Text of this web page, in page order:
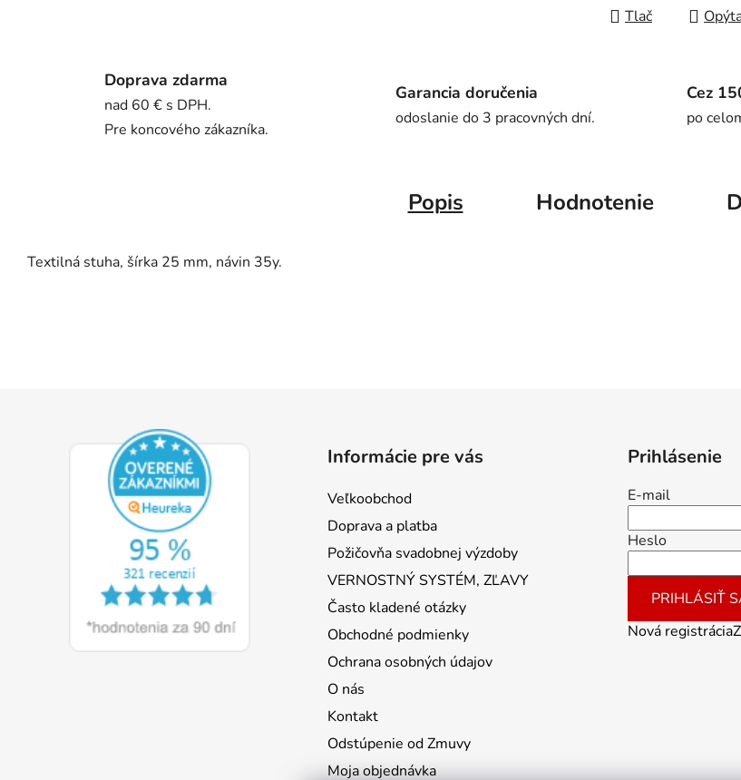
Tlač
Doprava zdarma
nad 60 € s DPH.
Pre koncového zákazníka.
Garancia doručenia
odoslanie do 3 pracovných dní.
Cez
po
Popis Hodnotenie
Textilná stuha, šírka 25 mm, návin 35y.
Informácie pre vás
Veľkoobchod
Doprava a platba
Požičovňa svadobnej výzdoby
VERNOSTNÝ SYSTÉM, ZĽAVY
Často kladené otázky
Obchodné podmienky
Ochrana osobných údajov
O nás
Kontakt
Odstúpenie od Zmuvy
Moja objednávka
Prihlásenie
E-mail
Heslo
PRIHLÁSIŤ
Nová registrácia